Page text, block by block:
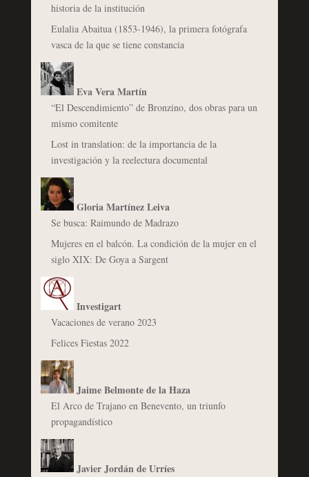
historia de la institución
Eulalia Abaitua (1853-1946), la primera fotógrafa
vasca de la que se tiene constancia
Eva Vera Martín
“El Descendimiento” de Bronzino, dos obras para un
mismo comitente
Lost in translation: de la importancia de la
investigación y la reelectura documental
Gloria Martínez Leiva
Se busca: Raimundo de Madrazo
Mujeres en el balcón. La condición de la mujer en el
siglo XIX: De Goya a Sargent
Investigart
Vacaciones de verano 2023
Felices Fiestas 2022
Jaime Belmonte de la Haza
El Arco de Trajano en Benevento, un triunfo
propagandístico
Javier Jordán de Urríes